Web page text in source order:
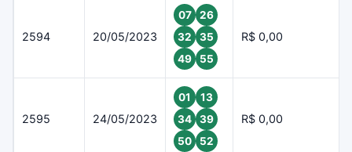
2594 20/05/2023
07
26
32
35
49
55
R$ 0,00
2595 24/05/2023
01
13
34
39
50
52
R$ 0,00